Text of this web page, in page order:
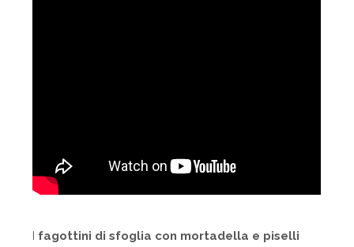
I fagottini di sfoglia con mortadella e piselli